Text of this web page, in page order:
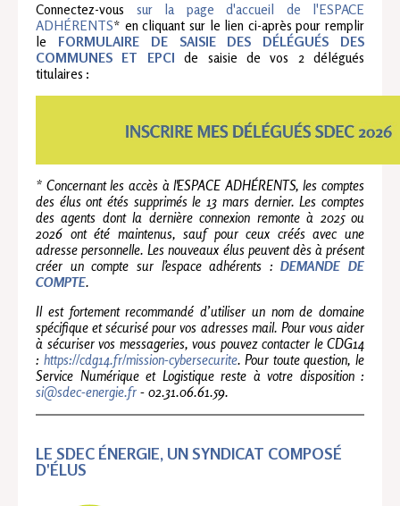
Connectez-vous sur la page d'accueil de l'ESPACE
ADHÉRENTS* en cliquant sur le lien ci-après pour remplir
le FORMULAIRE DE SAISIE DES DÉLÉGUÉS DES
COMMUNES ET EPCI de saisie de vos 2 délégués
titulaires :
* Concernant les accès à l'ESPACE ADHÉRENTS, les comptes
des élus ont étés supprimés le 13 mars dernier. Les comptes
des agents dont la dernière connexion remonte à 2025 ou
2026 ont été maintenus, sauf pour ceux créés avec une
adresse personnelle. Les nouveaux élus peuvent dès à présent
créer un compte sur l’espace adhérents :DEMANDE DE
COMPTE.
Il est fortement recommandé d’utiliser un nom de domaine
spécifique et sécurisé pour vos adresses mail. Pour vous aider
à sécuriser vos messageries, vous pouvez contacter le CDG14
: https://cdg14.fr/mission-cybersecurite. Pour toute question, le
Service Numérique et Logistique reste à votre disposition :
si@sdec-energie.fr - 02.31.06.61.59.
LE SDEC ÉNERGIE, UN SYNDICAT COMPOSÉ
D'ÉLUS